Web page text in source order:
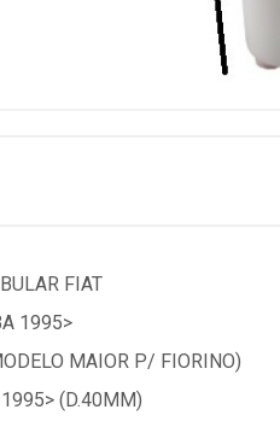
FIAT
1995>
MAIOR P/ FIORINO)
(D.40MM)